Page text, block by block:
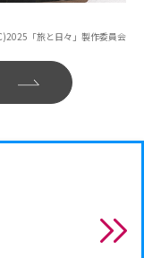
「旅と日々」製作委員会